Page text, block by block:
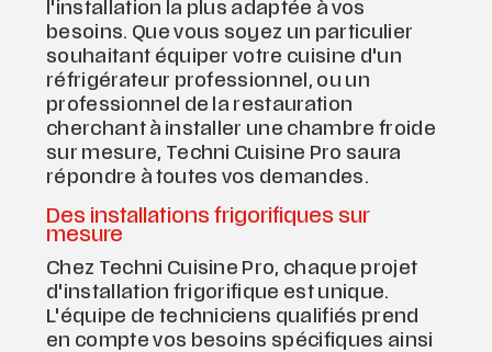
l'installation la plus adaptée à vos
besoins. Que vous soyez un particulier
souhaitant équiper votre cuisine d'un
réfrigérateur professionnel, ou un
professionnel de la restauration
cherchant à installer une chambre froide
sur mesure, Techni Cuisine Pro saura
répondre à toutes vos demandes.
Des installations frigorifiques sur
mesure
Chez Techni Cuisine Pro, chaque projet
d'installation frigorifique est unique.
L'équipe de techniciens qualifiés prend
en compte vos besoins spécifiques ainsi